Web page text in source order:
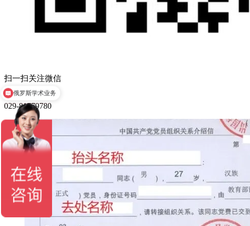
扫一扫关注微信
029-81779780
俄罗斯学术业务
俄罗斯对外俄语等级考试